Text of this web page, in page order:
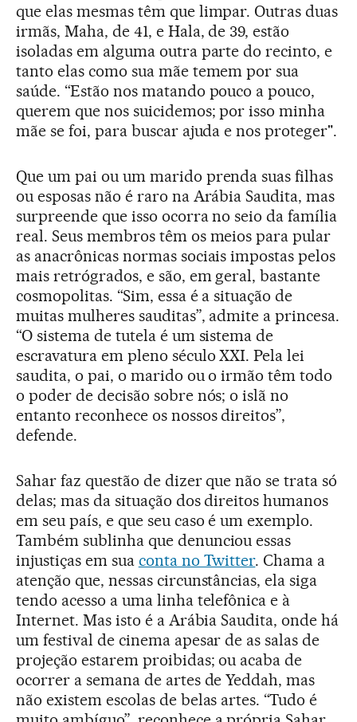
que elas mesmas têm que limpar. Outras duas
irmãs, Maha, de 41, e Hala, de 39, estão
isoladas em alguma outra parte do recinto, e
tanto elas como sua mãe temem por sua
saúde. “Estão nos matando pouco a pouco,
querem que nos suicidemos; por isso minha
mãe se foi, para buscar ajuda e nos proteger".
Que um pai ou um marido prenda suas filhas
ou esposas não é raro na Arábia Saudita, mas
surpreende que isso ocorra no seio da família
real. Seus membros têm os meios para pular
as anacrônicas normas sociais impostas pelos
mais retrógrados, e são, em geral, bastante
cosmopolitas. “Sim, essa é a situação de
muitas mulheres sauditas”, admite a princesa.
“O sistema de tutela é um sistema de
escravatura em pleno século XXI. Pela lei
saudita, o pai, o marido ou o irmão têm todo
o poder de decisão sobre nós; o islã no
entanto reconhece os nossos direitos”,
defende.
Sahar faz questão de dizer que não se trata só
delas; mas da situação dos direitos humanos
em seu país, e que seu caso é um exemplo.
Também sublinha que denunciou essas
injustiças em sua conta no Twitter. Chama a
atenção que, nessas circunstâncias, ela siga
tendo acesso a uma linha telefônica e à
Internet. Mas isto é a Arábia Saudita, onde há
um festival de cinema apesar de as salas de
projeção estarem proibidas; ou acaba de
ocorrer a semana de artes de Yeddah, mas
não existem escolas de belas artes. “Tudo é